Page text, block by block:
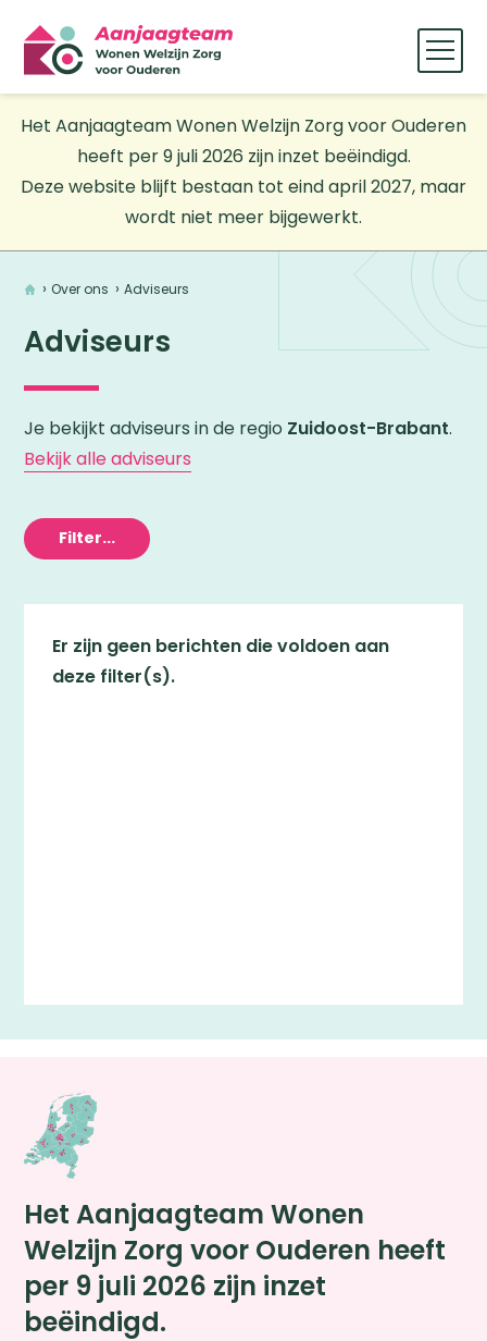
Het Aanjaagteam Wonen Welzijn Zorg voor Ouderen
heeft per 9 juli 2026 zijn inzet beëindigd.
Deze website blijft bestaan tot eind april 2027, maar
wordt niet meer bijgewerkt.
Home
Over ons Adviseurs
Adviseurs
Je bekijkt adviseurs in de regio Zuidoost-Brabant.
Bekijk alle adviseurs
Filter...
Er zijn geen berichten die voldoen aan
deze filter(s).
Het Aanjaagteam Wonen
Welzijn Zorg voor Ouderen heeft
per 9 juli 2026 zijn inzet
beëindigd.